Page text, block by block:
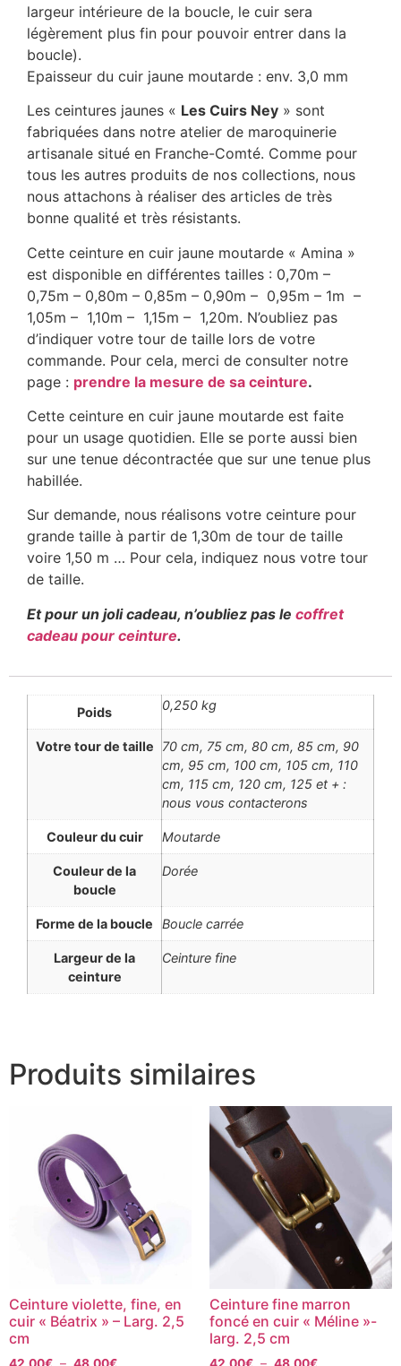
largeur intérieure de la boucle, le cuir sera
légèrement plus fin pour pouvoir entrer dans la
boucle).
Epaisseur du cuir jaune moutarde : env. 3,0 mm
Les ceintures jaunes « Les Cuirs Ney » sont
fabriquées dans notre atelier de maroquinerie
artisanale situé en Franche-Comté. Comme pour
tous les autres produits de nos collections, nous
nous attachons à réaliser des articles de très
bonne qualité et très résistants.
Cette ceinture en cuir jaune moutarde « Amina »
est disponible en différentes tailles : 0,70m –
0,75m – 0,80m – 0,85m – 0,90m – 0,95m – 1m –
1,05m – 1,10m – 1,15m – 1,20m. N’oubliez pas
d’indiquer votre tour de taille lors de votre
commande. Pour cela, merci de consulter notre
page : prendre la mesure de sa ceinture.
Cette ceinture en cuir jaune moutarde est faite
pour un usage quotidien. Elle se porte aussi bien
sur une tenue décontractée que sur une tenue plus
habillée.
Sur demande, nous réalisons votre ceinture pour
grande taille à partir de 1,30m de tour de taille
voire 1,50 m … Pour cela, indiquez nous votre tour
de taille.
Et pour un joli cadeau, n’oubliez pas le coffret
cadeau pour ceinture.
Poids 0,250 kg
Votre tour de taille
70 cm, 75 cm, 80 cm, 85 cm, 90
cm, 95 cm, 100 cm, 105 cm, 110
cm, 115 cm, 120 cm, 125 et + :
nous vous contacterons
Couleur du cuir Moutarde
Couleur de la
boucle
Dorée
Forme de la boucle Boucle carrée
Largeur de la
ceinture
Ceinture fine
Produits similaires
Ceinture violette, fine, en
cuir « Béatrix » – Larg. 2,5
cm
Ceinture fine marron
foncé en cuir « Méline »-
larg. 2,5 cm